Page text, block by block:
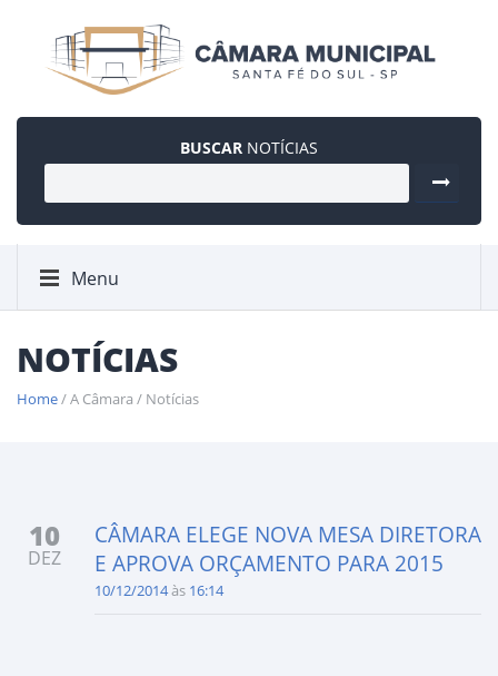
BUSCAR NOTÍCIAS
Menu
NOTÍCIAS
Home/ A Câmara / Notícias
10
DEZ
CÂMARA ELEGE NOVA MESA DIRETORA
E APROVA ORÇAMENTO PARA 2015
10/12/2014às 16:14